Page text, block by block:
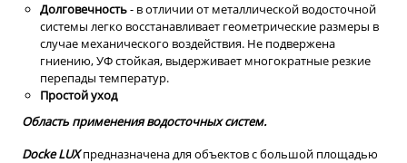
Долговечность- в отличии от металлической водосточной
системы легко восстанавливает геометрические размеры в
случае механического воздействия. Не подвержена
гниению, УФ стойкая, выдерживает многократные резкие
перепады температур.
Простой уход
Область применения водосточных систем.
Dоcke LUXпредназначена для объектов с большой площадью